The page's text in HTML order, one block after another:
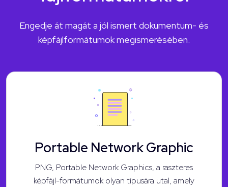
Engedje át magát a jól ismert dokumentum- és
képfájlformátumok megismerésében.
Portable Network Graphic
PNG, Portable Network Graphics, a raszteres
képfájl-formátumok olyan típusára utal, amely